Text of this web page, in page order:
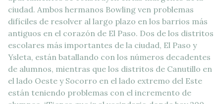
ciudad. Ambos hermanos Bowling ven problemas
difíciles de resolver al largo plazo en los barrios más
antiguos en el corazón de El Paso. Dos de los distritos
escolares más importantes de la ciudad, El Paso y
Ysleta, están batallando con los números decadentes
de alumnos, mientras que los distritos de Canutillo en
el lado Oeste y Socorro en el lado extremo del Este
están teniendo problemas con el incremento de